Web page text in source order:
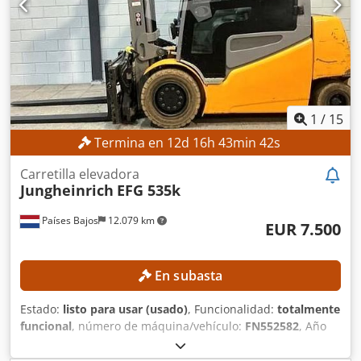
Triplex Número de ruedas: 4 Altura de paso: 2.160 mm
Dimensiones y peso Dimensiones (largo x ancho x alto):
2.850 x 1.630 x 2.170 mm Peso en vacío: 5.000 kg Horas de
funcionamiento: 6.337 h EQUIPAMIENTO Codpfozrmmfex
Aigjha Desplazamiento lateral Ajuste de las horquillas
Cabina semicerrada Faro de trabajo Manual del usuario
Marcado CE
1 / 15
Termina en 12d 16h 43min 40s
Países Bajos 12.079 km
Carretilla elevadora
Jungheinrich EFG 535k
EUR 7.500
En subasta
Estado: listo para usar (usado), Funcionalidad: totalmente
funcional, número de máquina/vehículo: FN552582, Año
, horas de funcionamiento: